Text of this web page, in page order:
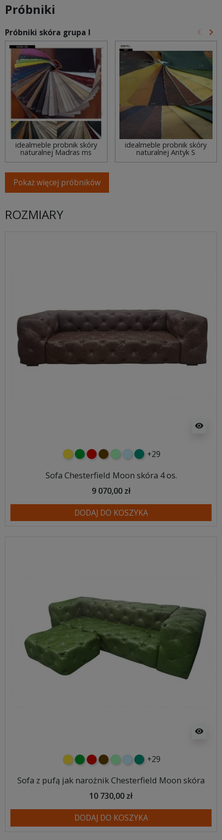
Próbniki
Próbniki skóra grupa I keyboard_arrow_left keyboard_arrow_right
idealmeble probnik skóry
naturalnej Madras ms
idealmeble probnik skóry
naturalnej Antyk S
Pokaż więcej próbników
ROZMIARY
visibility
żółtyzielonyczerwony
czekoladowy
miętowybłękitny
turkusowy
+29
Sofa Chesterfield Moon skóra 4 os.
9 070,00 zł
DODAJ DO KOSZYKA
visibility
żółtyzielonyczerwony
czekoladowy
miętowybłękitny
turkusowy
+29
Sofa z pufą jak narożnik Chesterfield Moon skóra
10 730,00 zł
DODAJ DO KOSZYKA